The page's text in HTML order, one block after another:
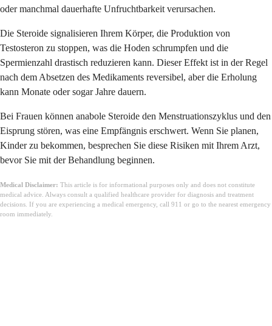
oder manchmal dauerhafte Unfruchtbarkeit verursachen.
Die Steroide signalisieren Ihrem Körper, die Produktion von
Testosteron zu stoppen, was die Hoden schrumpfen und die
Spermienzahl drastisch reduzieren kann. Dieser Effekt ist in der Regel
nach dem Absetzen des Medikaments reversibel, aber die Erholung
kann Monate oder sogar Jahre dauern.
Bei Frauen können anabole Steroide den Menstruationszyklus und den
Eisprung stören, was eine Empfängnis erschwert. Wenn Sie planen,
Kinder zu bekommen, besprechen Sie diese Risiken mit Ihrem Arzt,
bevor Sie mit der Behandlung beginnen.
Medical Disclaimer: This article is for informational purposes only and does not constitute
medical advice. Always consult a qualified healthcare provider for diagnosis and treatment
decisions. If you are experiencing a medical emergency, call 911 or go to the nearest emergency
room immediately.